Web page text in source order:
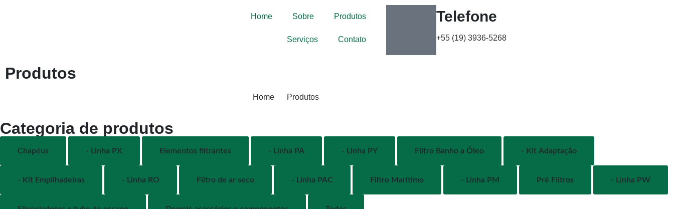
Home Sobre Produtos
Serviços Contato
Telefone
+55 (19) 3936-5268
Produtos
Home Produtos
Categoria de produtos
Chapéus - Linha PX Elementos filtrantes - Linha PA - Linha PY Filtro Banho a Óleo - Kit Adaptação
- Kit Empilhadeiras - Linha RO Filtro de ar seco - Linha PAC Filtro Marítimo - Linha PM Pré Filtros - Linha PW